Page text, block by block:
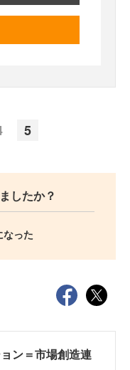
5
したか？
なった
ン＝市場創造連